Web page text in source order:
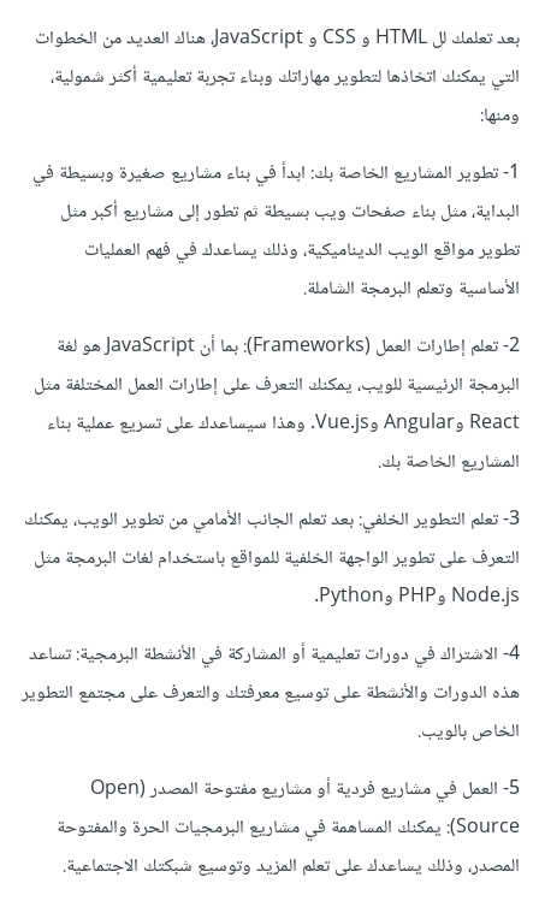
بعد تعلمك لل HTML و CSS و JavaScript، هناك العديد من الخطوات
التي يمكنك اتخاذها لتطوير مهاراتك وبناء تجربة تعليمية أكثر شمولية،
ومنها:
1- تطوير المشاريع الخاصة بك: ابدأ في بناء مشاريع صغيرة وبسيطة في
البداية، مثل بناء صفحات ويب بسيطة ثم تطور إلى مشاريع أكبر مثل
تطوير مواقع الويب الديناميكية، وذلك يساعدك في فهم العمليات
الأساسية وتعلم البرمجة الشاملة.
2- تعلم إطارات العمل (Frameworks): بما أن JavaScript هو لغة
البرمجة الرئيسية للويب، يمكنك التعرف على إطارات العمل المختلفة مثل
React وAngular وVue.js. وهذا سيساعدك على تسريع عملية بناء
المشاريع الخاصة بك.
3- تعلم التطوير الخلفي: بعد تعلم الجانب الأمامي من تطوير الويب، يمكنك
التعرف على تطوير الواجهة الخلفية للمواقع باستخدام لغات البرمجة مثل
Node.js وPHP وPython.
4- الاشتراك في دورات تعليمية أو المشاركة في الأنشطة البرمجية: تساعد
هذه الدورات والأنشطة على توسيع معرفتك والتعرف على مجتمع التطوير
الخاص بالويب.
5- العمل في مشاريع فردية أو مشاريع مفتوحة المصدر (Open
Source): يمكنك المساهمة في مشاريع البرمجيات الحرة والمفتوحة
المصدر، وذلك يساعدك على تعلم المزيد وتوسيع شبكتك الاجتماعية.